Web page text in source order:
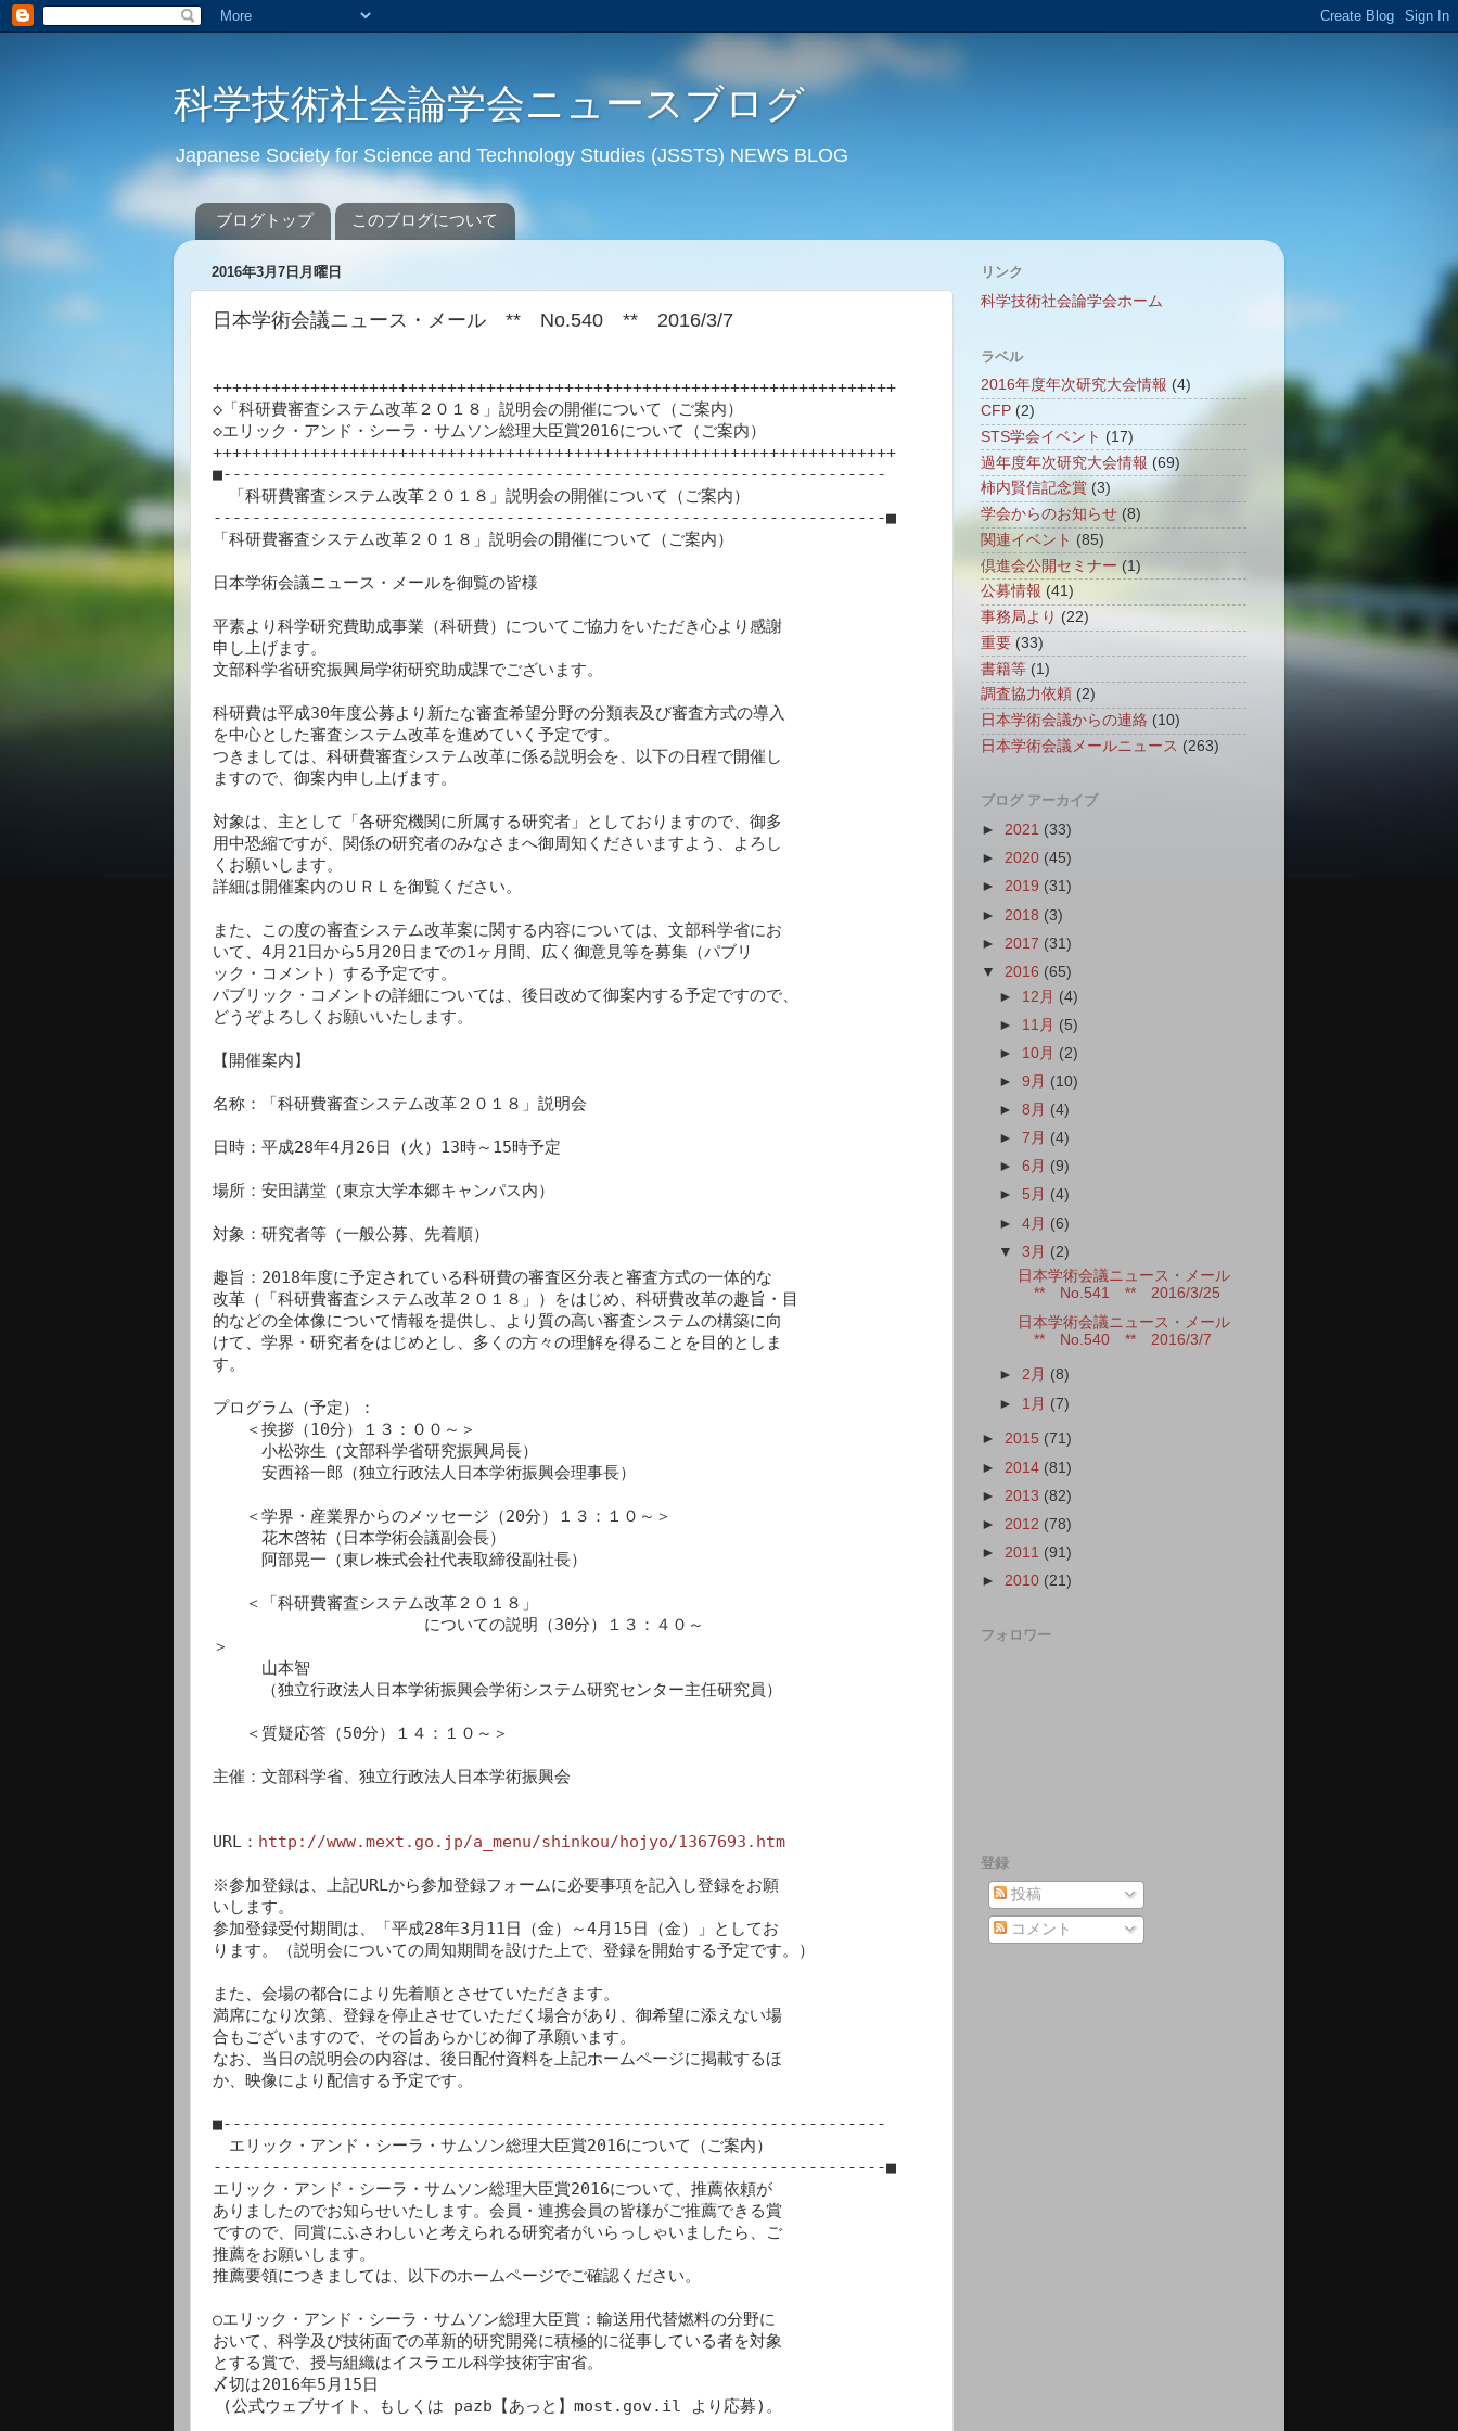
科学技術社会論学会ニュースブログ
Japanese Society for Science and Technology Studies (JSSTS) NEWS BLOG
ブログトップ このブログについて
2016年3月7日月曜日
日本学術会議ニュース・メール ** No.540 ** 2016/3/7
++++++++++++++++++++++++++++++++++++++++++++++++++++++++++++++++++++++
◇「科研費審査システム改革２０１８」説明会の開催について（ご案内）
◇エリック・アンド・シーラ・サムソン総理大臣賞2016について（ご案内）
++++++++++++++++++++++++++++++++++++++++++++++++++++++++++++++++++++++
■--------------------------------------------------------------------
「科研費審査システム改革２０１８」説明会の開催について（ご案内）
---------------------------------------------------------------------■
「科研費審査システム改革２０１８」説明会の開催について（ご案内）
日本学術会議ニュース・メールを御覧の皆様
平素より科学研究費助成事業（科研費）についてご協力をいただき心より感謝
申し上げます。
文部科学省研究振興局学術研究助成課でございます。
科研費は平成30年度公募より新たな審査希望分野の分類表及び審査方式の導入
を中心とした審査システム改革を進めていく予定です。
つきましては、科研費審査システム改革に係る説明会を、以下の日程で開催し
ますので、御案内申し上げます。
対象は、主として「各研究機関に所属する研究者」としておりますので、御多
用中恐縮ですが、関係の研究者のみなさまへ御周知くださいますよう、よろし
くお願いします。
詳細は開催案内のＵＲＬを御覧ください。
また、この度の審査システム改革案に関する内容については、文部科学省にお
いて、4月21日から5月20日までの1ヶ月間、広く御意見等を募集（パブリ
ック・コメント）する予定です。
パブリック・コメントの詳細については、後日改めて御案内する予定ですので、
どうぞよろしくお願いいたします。
【開催案内】
名称：「科研費審査システム改革２０１８」説明会
日時：平成28年4月26日（火）13時～15時予定
場所：安田講堂（東京大学本郷キャンパス内）
対象：研究者等（一般公募、先着順）
趣旨：2018年度に予定されている科研費の審査区分表と審査方式の一体的な
改革（「科研費審査システム改革２０１８」）をはじめ、科研費改革の趣旨・目
的などの全体像について情報を提供し、より質の高い審査システムの構築に向
けて、学界・研究者をはじめとし、多くの方々の理解を得ることを目的としま
す。
プログラム（予定）：
＜挨拶（10分）１３：００～＞
小松弥生（文部科学省研究振興局長）
安西裕一郎（独立行政法人日本学術振興会理事長）
＜学界・産業界からのメッセージ（20分）１３：１０～＞
花木啓祐（日本学術会議副会長）
阿部晃一（東レ株式会社代表取締役副社長）
＜「科研費審査システム改革２０１８」
についての説明（30分）１３：４０～
＞
山本智
（独立行政法人日本学術振興会学術システム研究センター主任研究員）
＜質疑応答（50分）１４：１０～＞
主催：文部科学省、独立行政法人日本学術振興会
URL： http://www.mext.go.jp/a_menu/shinkou/hojyo/1367693.htm
※参加登録は、上記URLから参加登録フォームに必要事項を記入し登録をお願
いします。
参加登録受付期間は、「平成28年3月11日（金）～4月15日（金）」としてお
ります。（説明会についての周知期間を設けた上で、登録を開始する予定です。）
また、会場の都合により先着順とさせていただきます。
満席になり次第、登録を停止させていただく場合があり、御希望に添えない場
合もございますので、その旨あらかじめ御了承願います。
なお、当日の説明会の内容は、後日配付資料を上記ホームページに掲載するほ
か、映像により配信する予定です。
■--------------------------------------------------------------------
エリック・アンド・シーラ・サムソン総理大臣賞2016について（ご案内）
---------------------------------------------------------------------■
エリック・アンド・シーラ・サムソン総理大臣賞2016について、推薦依頼が
ありましたのでお知らせいたします。会員・連携会員の皆様がご推薦できる賞
ですので、同賞にふさわしいと考えられる研究者がいらっしゃいましたら、ご
推薦をお願いします。
推薦要領につきましては、以下のホームページでご確認ください。
○エリック・アンド・シーラ・サムソン総理大臣賞：輸送用代替燃料の分野に
おいて、科学及び技術面での革新的研究開発に積極的に従事している者を対象
とする賞で、授与組織はイスラエル科学技術宇宙省。
〆切は2016年5月15日
リンク
科学技術社会論学会ホーム
ラベル
2016年度年次研究大会情報 (4)
CFP (2)
STS学会イベント (17)
過年度年次研究大会情報 (69)
柿内賢信記念賞 (3)
学会からのお知らせ (8)
関連イベント (85)
倶進会公開セミナー (1)
公募情報 (41)
事務局より (22)
重要 (33)
書籍等 (1)
調査協力依頼 (2)
日本学術会議からの連絡 (10)
日本学術会議メールニュース (263)
ブログ アーカイブ
► 2021 (33)
► 2020 (45)
► 2019 (31)
► 2018 (3)
► 2017 (31)
▼ 2016 (65)
► 12月 (4)
► 11月 (5)
► 10月 (2)
►9月 (10)
►8月 (4)
►7月 (4)
►6月 (9)
► 5月 (4)
►4月 (6)
▼3月 (2)
日本学術会議ニュース・メール
** No.541 ** 2016/3/25
日本学術会議ニュース・メール
** No.540 ** 2016/3/7
►2月 (8)
► 1月 (7)
► 2015 (71)
► 2014 (81)
► 2013 (82)
► 2012 (78)
► 2011 (91)
► 2010 (21)
フォロワー
登録
投稿
コメント